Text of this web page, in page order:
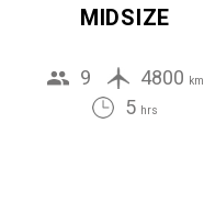
MIDSIZE
9 4800 km
5 hrs